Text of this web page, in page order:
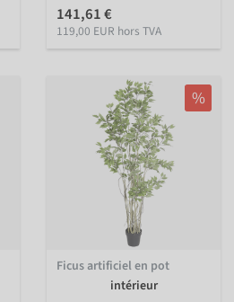
141,61 €
119,00 EUR hors TVA
%
Ficus artificiel en pot
intérieur